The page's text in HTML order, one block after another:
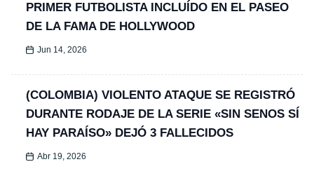
PRIMER FUTBOLISTA INCLUÍDO EN EL PASEO
DE LA FAMA DE HOLLYWOOD
Jun 14, 2026
(COLOMBIA) VIOLENTO ATAQUE SE REGISTRÓ
DURANTE RODAJE DE LA SERIE «SIN SENOS SÍ
HAY PARAÍSO» DEJÓ 3 FALLECIDOS
Abr 19, 2026